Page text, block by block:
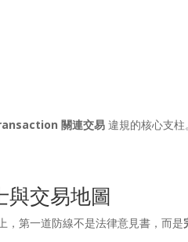
關連交易 違規的核心支柱。
交易地圖
，第一道防線不是法律意見書，而是